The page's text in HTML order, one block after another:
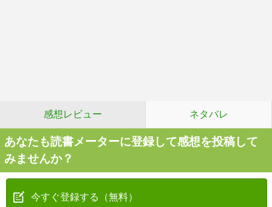
感想レビュー ネタバレ
あなたも読書メーターに登録して感想を投稿して
みませんか？
今すぐ登録する（無料）